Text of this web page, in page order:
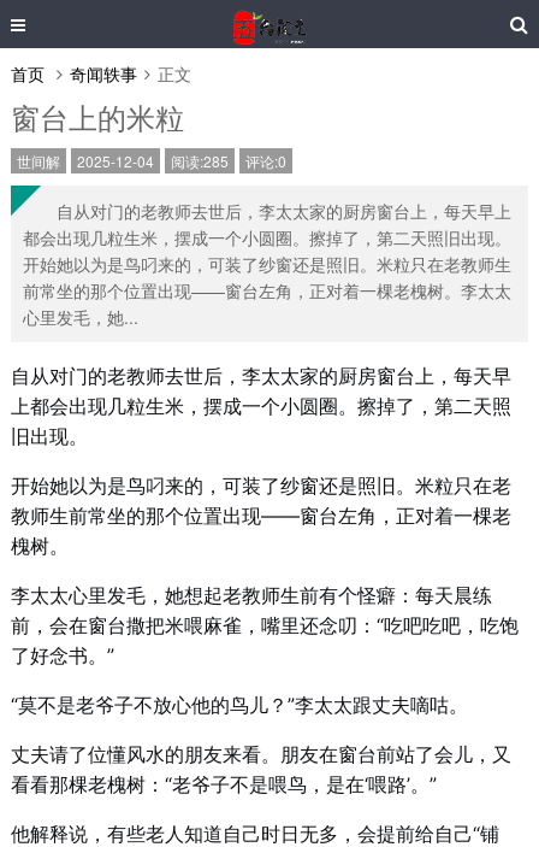
首页 奇闻轶事 正文
窗台上的米粒
世间解 2025-12-04 阅读:285 评论:0
自从对门的老教师去世后，李太太家的厨房窗台上，每天早上
都会出现几粒生米，摆成一个小圆圈。擦掉了，第二天照旧出现。
开始她以为是鸟叼来的，可装了纱窗还是照旧。米粒只在老教师生
前常坐的那个位置出现——窗台左角，正对着一棵老槐树。李太太
心里发毛，她...
自从对门的老教师去世后，李太太家的厨房窗台上，每天早
上都会出现几粒生米，摆成一个小圆圈。擦掉了，第二天照
旧出现。
开始她以为是鸟叼来的，可装了纱窗还是照旧。米粒只在老
教师生前常坐的那个位置出现——窗台左角，正对着一棵老
槐树。
李太太心里发毛，她想起老教师生前有个怪癖：每天晨练
前，会在窗台撒把米喂麻雀，嘴里还念叨：“吃吧吃吧，吃饱
了好念书。”
“莫不是老爷子不放心他的鸟儿？”李太太跟丈夫嘀咕。
丈夫请了位懂风水的朋友来看。朋友在窗台前站了会儿，又
看看那棵老槐树：“老爷子不是喂鸟，是在‘喂路’。”
他解释说，有些老人知道自己时日无多，会提前给自己“铺